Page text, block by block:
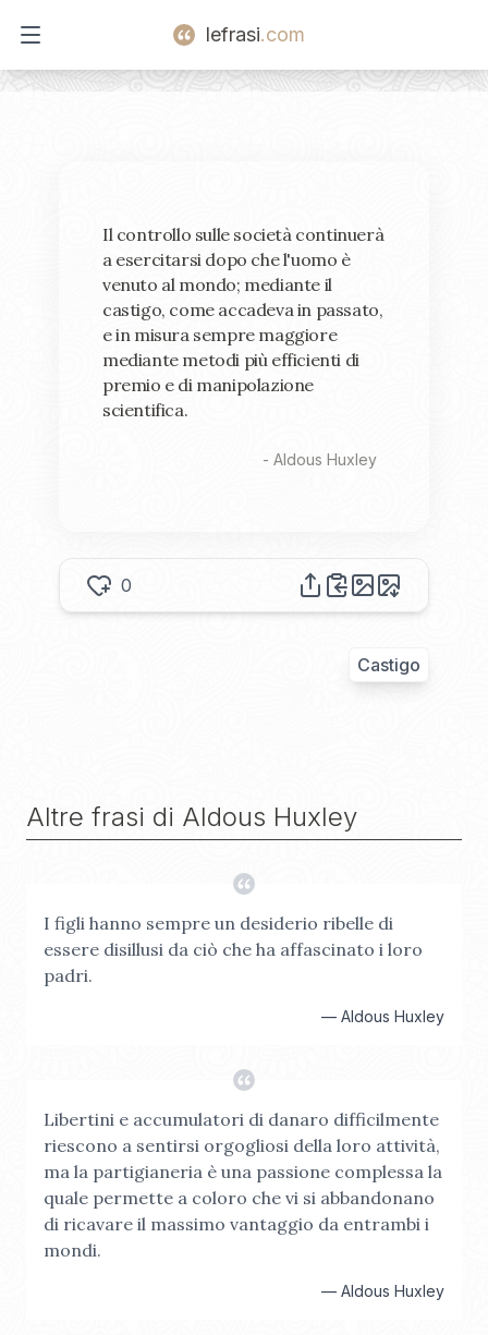
Open main menu
lefrasi.com
Il controllo sulle società continuerà
a esercitarsi dopo che l'uomo è
venuto al mondo; mediante il
castigo, come accadeva in passato,
e in misura sempre maggiore
mediante metodi più efficienti di
premio e di manipolazione
scientifica.
- Aldous Huxley
0
Castigo
Altre frasi di Aldous Huxley
I figli hanno sempre un desiderio ribelle di
essere disillusi da ciò che ha affascinato i loro
padri.
— Aldous Huxley
Libertini e accumulatori di danaro difficilmente
riescono a sentirsi orgogliosi della loro attività,
ma la partigianeria è una passione complessa la
quale permette a coloro che vi si abbandonano
di ricavare il massimo vantaggio da entrambi i
mondi.
— Aldous Huxley